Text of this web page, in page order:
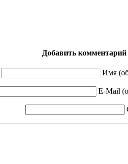
Добавить комментарий
Имя
E-Mail